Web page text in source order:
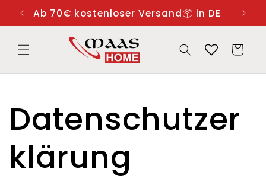
zum
Inhalt
Die Lieferzeit beträgt 1-3 Tage 🚚 Ab
Warenkorb
Datenschutzer
klärung